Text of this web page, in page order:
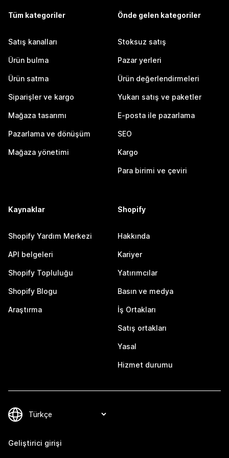
Tüm kategoriler
Satış kanalları
Ürün bulma
Ürün satma
Siparişler ve kargo
Mağaza tasarımı
Pazarlama ve dönüşüm
Mağaza yönetimi
Önde gelen kategoriler
Stoksuz satış
Pazar yerleri
Ürün değerlendirmeleri
Yukarı satış ve paketler
E-posta ile pazarlama
SEO
Kargo
Para birimi ve çeviri
Kaynaklar
Shopify Yardım Merkezi
API belgeleri
Shopify Topluluğu
Shopify Blogu
Araştırma
Shopify
Hakkında
Kariyer
Yatırımcılar
Basın ve medya
İş Ortakları
Satış ortakları
Yasal
Hizmet durumu
Geliştirici girişi